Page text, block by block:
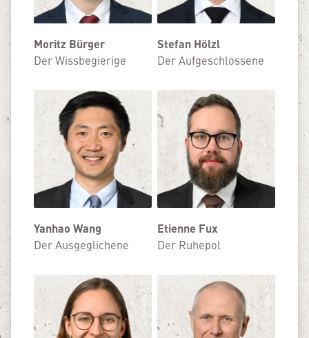
Moritz Bürger
Der Wissbegierige
Stefan Hölzl
Der Aufgeschlossene
Yanhao Wang
Der Ausgeglichene
Etienne Fux
Der Ruhepol